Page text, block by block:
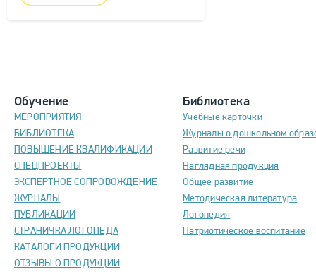
Обучение
МЕРОПРИЯТИЯ
БИБЛИОТЕКА
ПОВЫШЕНИЕ КВАЛИФИКАЦИИ
СПЕЦПРОЕКТЫ
ЭКСПЕРТНОЕ СОПРОВОЖДЕНИЕ
ЖУРНАЛЫ
ПУБЛИКАЦИИ
СТРАНИЧКА ЛОГОПЕДА
КАТАЛОГИ ПРОДУКЦИИ
ОТЗЫВЫ О ПРОДУКЦИИ
Библиотека
Учебные карточки
Журналы о дошкольном
Развитие речи
Наглядная продукция
Общее развитие
Методическая литература
Логопедия
Патриотическое воспитание